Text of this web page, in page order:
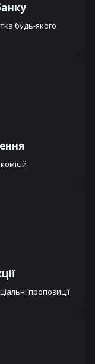
будь-якого
пропозиції